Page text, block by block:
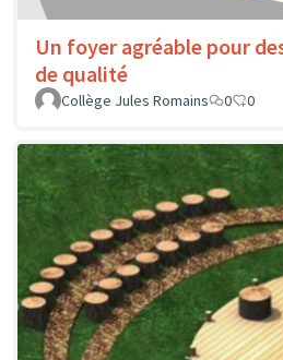
Un foyer agréable pour
de qualité
Collège Jules Romains
0 0